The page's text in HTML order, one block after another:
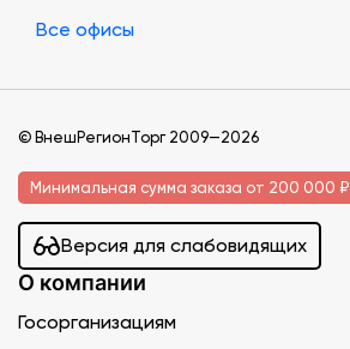
Все офисы
© ВнешРегионТорг 2009—2026
Минимальная сумма заказа от 200 000 ₽
Версия для слабовидящих
О компании
Госорганизациям